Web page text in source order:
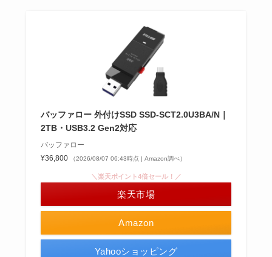
バッファロー 外付けSSD SSD-SCT2.0U3BA/N｜
2TB・USB3.2 Gen2対応
バッファロー
¥36,800
（2026/08/07 06:43時点 | Amazon調べ）
Amazon
＼楽天ポイント4倍セール！／
楽天市場
Yahooショッピング